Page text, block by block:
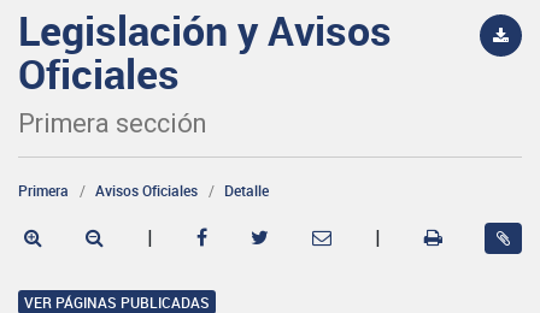
Legislación y Avisos
Oficiales
Primera sección
Primera Avisos Oficiales Detalle
| |
VER PÁGINAS PUBLICADAS